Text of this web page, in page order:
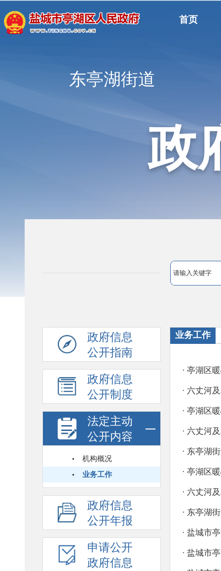
首页
东亭湖街道
政
政府信息
公开指南
政府信息
公开制度
法定主动
公开内容
机构概况
业务工作
政府信息
公开年报
申请公开
政府信息
业务工作